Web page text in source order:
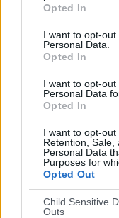
Opted In
I want to opt-
Personal Data.
Opted In
I want to opt-
Personal Data
Opted In
I want to opt-out
Retention, Sale,
Personal Data
Purposes for
Opted Out
Child Sensitive
Outs
beIN SPORTS
Fanatiz
PARTIDOS
5
DE PAGO